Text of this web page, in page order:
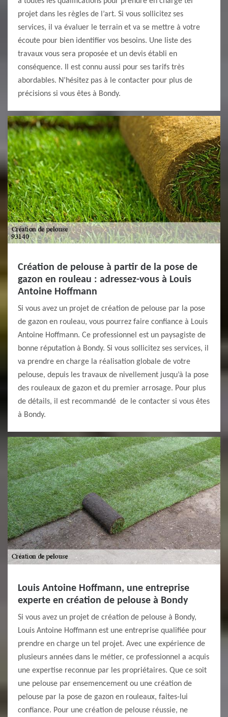
projet dans les règles de l’art. Si vous sollicitez ses
services, il va évaluer le terrain et va se mettre à votre
écoute pour bien identifier vos besoins. Une liste des
travaux vous sera proposée et un devis établi en
conséquence. Il est connu aussi pour ses tarifs très
abordables. N’hésitez pas à le contacter pour plus de
précisions si vous êtes à Bondy.
Création de pelouse à partir de la pose de
gazon en rouleau : adressez-vous à Louis
Antoine Hoffmann
Si vous avez un projet de création de pelouse par la pose
de gazon en rouleau, vous pourrez faire confiance à Louis
Antoine Hoffmann. Ce professionnel est un paysagiste de
bonne réputation à Bondy. Si vous sollicitez ses services, il
va prendre en charge la réalisation globale de votre
pelouse, depuis les travaux de nivellement jusqu’à la pose
des rouleaux de gazon et du premier arrosage. Pour plus
de détails, il est recommandé de le contacter si vous êtes
à Bondy.
Louis Antoine Hoffmann, une entreprise
experte en création de pelouse à Bondy
Si vous avez un projet de création de pelouse à Bondy,
Louis Antoine Hoffmann est une entreprise qualifiée pour
prendre en charge un tel projet. Avec une expérience de
plusieurs années dans le métier, ce professionnel a acquis
une expertise reconnue par les propriétaires. Que ce soit
une pelouse par ensemencement ou une création de
pelouse par la pose de gazon en rouleaux, faites-lui
confiance. Pour une création de pelouse réussie, ne